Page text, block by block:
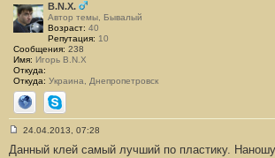
B.N.X.
Автор темы, Бывалый
Возраст: 40
Репутация: 10
Сообщения: 238
Имя: Игорь B.N.X
Откуда:
Откуда: Украина, Днепропетровск
СайтSkype
о
24.04.2013, 07:28
Данный клей самый лучший по пластику. Наношу